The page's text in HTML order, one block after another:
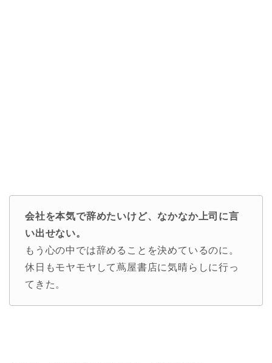
会社を本気で辞めたいけど、なかなか上司に言
い出せない。
もう心の中では辞めることを決めているのに。
休日もモヤモヤして蔦屋書店に気晴らしに行っ
てきた。